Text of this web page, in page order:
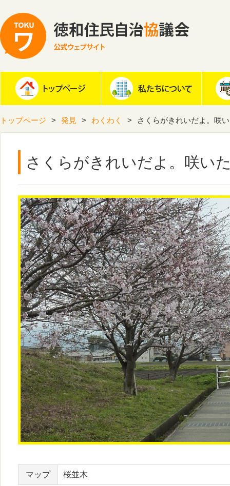
トップページ 発見 わくわく さくらがきれいだよ。咲
さくらがきれいだよ。咲い
マップ 桜並木